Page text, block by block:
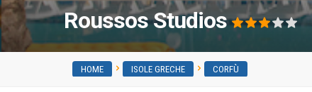
Roussos Studios
HOME ISOLE GRECHE CORFÙ